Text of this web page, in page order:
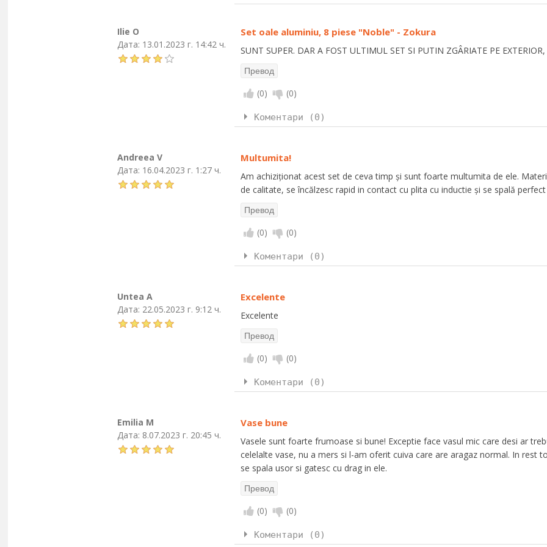
Ilie O
Дата: 13.01.2023 г. 14:42 ч.
Set oale aluminiu, 8 piese "Noble" - Zokura
SUNT SUPER. DAR A FOST ULTIMUL SET SI PUTIN ZGÂRIATE PE
(0) (0)
Коментари (0)
Andreea V
Дата: 16.04.2023 г. 1:27 ч.
Multumita!
Am achiziționat acest set de ceva timp și sunt foarte multumita de ele.
de calitate, se încălzesc rapid in contact cu plita cu inductie și se spală
(0) (0)
Коментари (0)
Untea A
Дата: 22.05.2023 г. 9:12 ч.
Excelente
Excelente
(0) (0)
Коментари (0)
Emilia M
Дата: 8.07.2023 г. 20:45 ч.
Vase bune
Vasele sunt foarte frumoase si bune! Exceptie face vasul mic care desi ar
celelalte vase, nu a mers si l-am oferit cuiva care are aragaz normal. In rest
se spala usor si gatesc cu drag in ele.
(0) (0)
Коментари (0)